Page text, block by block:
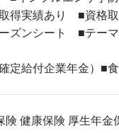
得実績あり ■資格取
ズンシート ■テー
定給付企業年金）
険 健康保険 厚生年金